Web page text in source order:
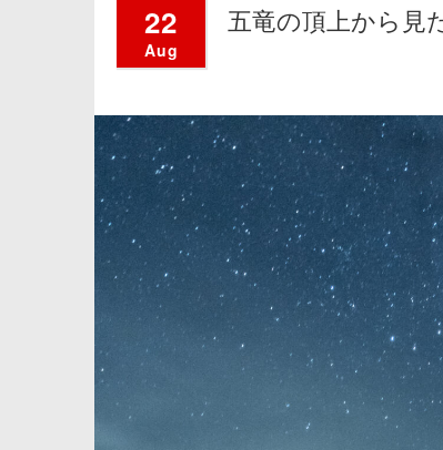
22
Aug
五竜の頂上から見